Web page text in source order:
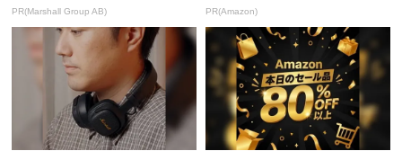
PR(Marshall Group AB)
本気が...
PR(Amazon)